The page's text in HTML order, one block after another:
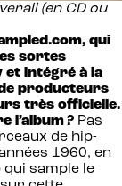
(en CD ou
qui
sortes
et intégré à la
producteurs
très officielle.
l’album ? Pas
de hip-
1960, en
sample le